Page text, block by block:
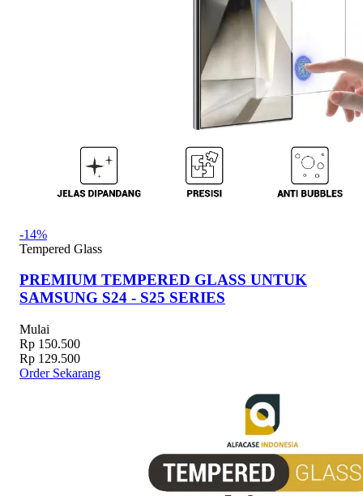
-14%
Tempered Glass
PREMIUM TEMPERED GLASS UNTUK
SAMSUNG S24 - S25 SERIES
Mulai
Rp 150.500
Rp 129.500
Order Sekarang